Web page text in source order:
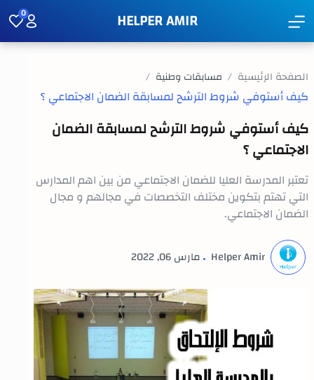
HELPER AMIR
0
الصفحة الرئيسية مسابقات وطنية
كيف أستوفي شروط الترشح لمسابقة الضمان
الاجتماعي ؟
تعتبر المدرسة العليا للضمان الاجتماعي من بين اهم المدارس
التي تهتم بتكوين مختلف التخصصات في مجالهم و مجال
الضمان الاجتماعي.
مارس 06, 2022